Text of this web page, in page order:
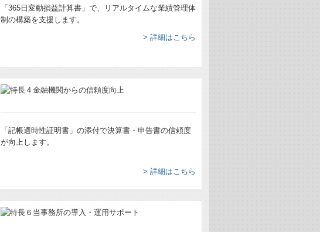
「365日変動損益計算書」で、リアルタイムな業績管理体
制の構築を支援します。
> 詳細はこちら
「記帳適時性証明書」の添付で決算書・申告書の信頼度
が向上します。
> 詳細はこちら